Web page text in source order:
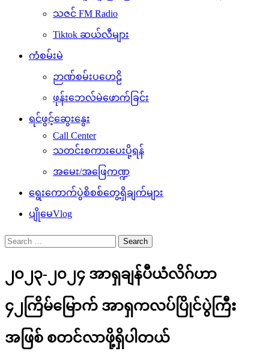
သဇင် FM Radio
Tiktok ဆယ်လီများ
ကံစမ်းမဲ
ဉာဏ်စမ်းပဟေဠိ
ဖုန်းဘေလ်မဲဖောက်ခြင်း
ရင်ဖွင့်ဆွေးနွေး
Call Center
သတင်းစကားပေးပို့ရန်
အမေး/အဖြေကဏ္ဍ
ရွေးကောက်ပွဲစိစစ်တွေ့ရှိချက်များ
ပျိုမေVlog
Search
for:
၂၀၂၃-၂၀၂၄ အာရှချန်ပီယံလိဂ်ဟာ
၄၂ကြိမ်မြောက် အာရှကလပ်ပြိုင်ပွဲကြီး
အဖြစ် စတင်လာဖို့ရှိပါတယ်